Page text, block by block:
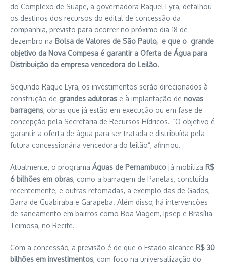
do Complexo de Suape, a governadora Raquel Lyra, detalhou
os destinos dos recursos do edital de concessão da
companhia, previsto para ocorrer no próximo dia 18 de
dezembro na Bolsa de Valores de São Paulo, e que o grande
objetivo da Nova Compesa é garantir a Oferta de Água para
Distribuição da empresa vencedora do Leilão.
Segundo Raque Lyra, os investimentos serão direcionados à
construção de grandes adutoras e à implantação de novas
barragens, obras que já estão em execução ou em fase de
concepção pela Secretaria de Recursos Hídricos. “O objetivo é
garantir a oferta de água para ser tratada e distribuída pela
futura concessionária vencedora do leilão”, afirmou.
Atualmente, o programa Águas de Pernambuco já mobiliza R$
6 bilhões em obras, como a barragem de Panelas, concluída
recentemente, e outras retomadas, a exemplo das de Gados,
Barra de Guabiraba e Garapeba. Além disso, há intervenções
de saneamento em bairros como Boa Viagem, Ipsep e Brasília
Teimosa, no Recife.
Com a concessão, a previsão é de que o Estado alcance R$ 30
bilhões em investimentos, com foco na universalização do